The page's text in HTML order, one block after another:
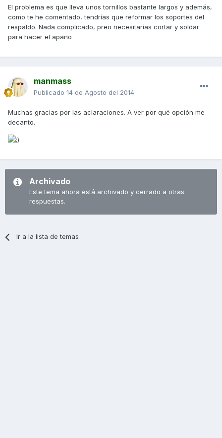
El problema es que lleva unos tornillos bastante largos y además,
como te he comentado, tendrías que reformar los soportes del
respaldo. Nada complicado, preo necesitarías cortar y soldar
para hacer el apaño
manmass
Publicado 14 de Agosto del 2014
Muchas gracias por las aclaraciones. A ver por qué opción me
decanto.
Archivado
Este tema ahora está archivado y cerrado a otras
respuestas.
Ir a la lista de temas